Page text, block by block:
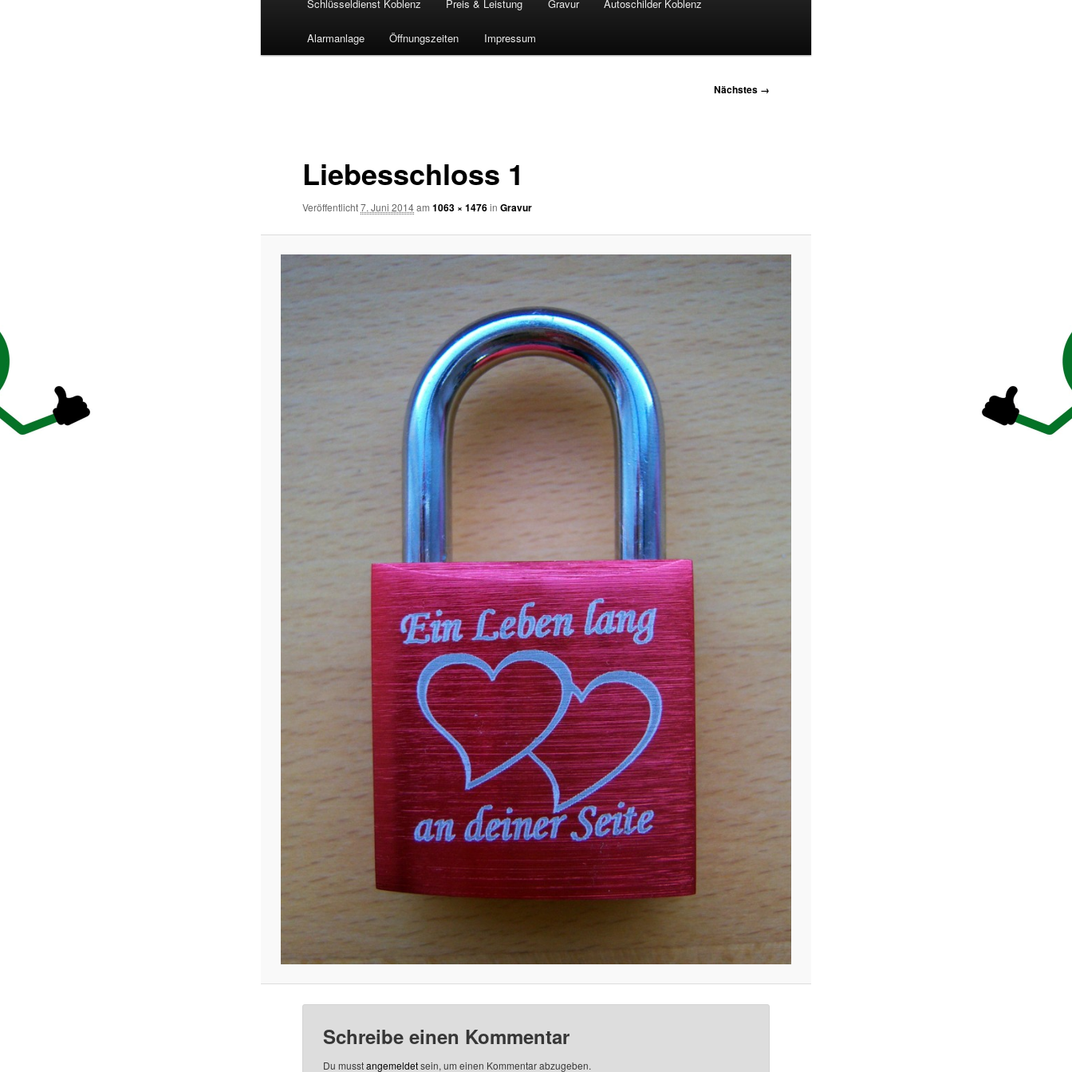
Schlüsseldienst Koblenz Preis & Leistung Gravur Autoschilder Koblenz
Alarmanlage Öffnungszeiten Impressum
Nächstes →
Liebesschloss 1
Veröffentlicht7. Juni 2014am1063 × 1476inGravur
Schreibe einen Kommentar
Du musstangemeldetsein, um einen Kommentar abzugeben.